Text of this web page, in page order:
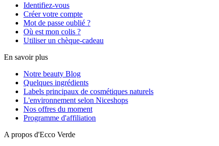
Identifiez-vous
Créer votre compte
Mot de passe oublié ?
Où est mon colis ?
Utiliser un chèque-cadeau
En savoir plus
Notre beauty Blog
Quelques ingrédients
Labels principaux de cosmétiques naturels
L'environnement selon Niceshops
Nos offres du moment
Programme d'affiliation
A propos d'Ecco Verde